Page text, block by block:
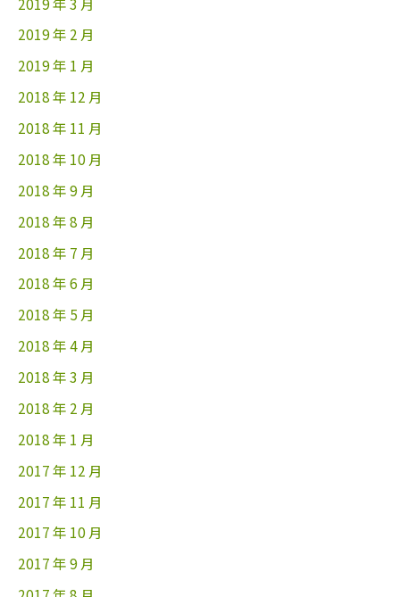
2019 年 2 月
2019 年 1 月
2018 年 12 月
2018 年 11 月
2018 年 10 月
2018 年 9 月
2018 年 8 月
2018 年 7 月
2018 年 6 月
2018 年 5 月
2018 年 4 月
2018 年 3 月
2018 年 2 月
2018 年 1 月
2017 年 12 月
2017 年 11 月
2017 年 10 月
2017 年 9 月